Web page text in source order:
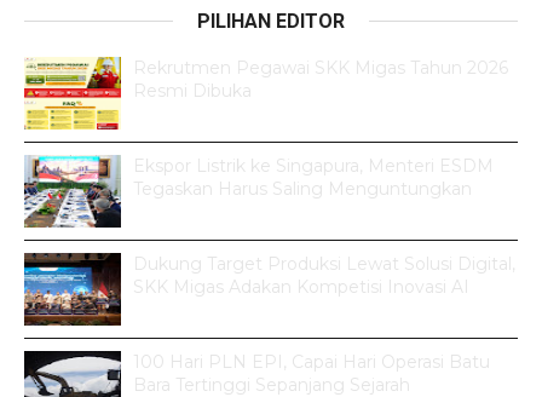
PILIHAN EDITOR
Rekrutmen Pegawai SKK Migas Tahun 2026
Resmi Dibuka
Ekspor Listrik ke Singapura, Menteri ESDM
Tegaskan Harus Saling Menguntungkan
Dukung Target Produksi Lewat Solusi Digital,
SKK Migas Adakan Kompetisi Inovasi AI
100 Hari PLN EPI, Capai Hari Operasi Batu
Bara Tertinggi Sepanjang Sejarah